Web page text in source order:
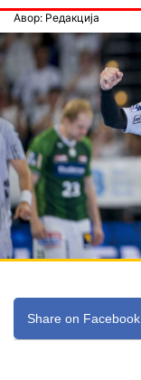
Авор: Редакција
Share on Facebook